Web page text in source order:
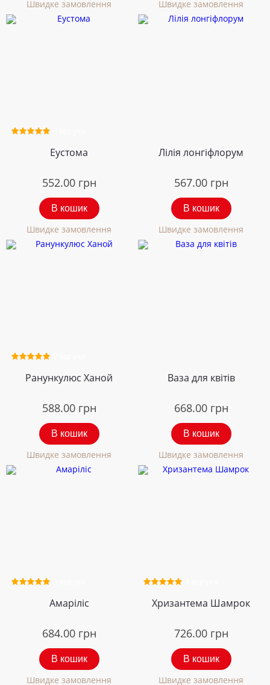
Швидке замовлення Швидке замовлення
Еустома
552.00 грн
В кошик
Швидке замовлення
Лілія лонгіфлорум
567.00 грн
В кошик
Швидке замовлення
Ранункулюс Ханой
588.00 грн
В кошик
Швидке замовлення
Ваза для квітів
668.00 грн
В кошик
Швидке замовлення
Амаріліс
684.00 грн
В кошик
Швидке замовлення
Хризантема Шамрок
726.00 грн
В кошик
Швидке замовлення